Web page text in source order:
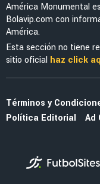
América Monumental
Bolavip.com con
América.
Esta sección no tiene
sitio oficial haz click
Términos y
Política Editorial
Ad